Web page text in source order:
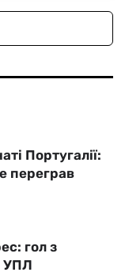
Португалії:
переграв
гол з
УПЛ